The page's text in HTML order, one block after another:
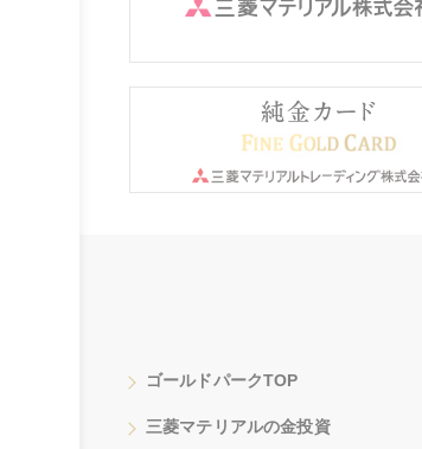
ゴールドパークTOP
三菱マテリアルの金投資